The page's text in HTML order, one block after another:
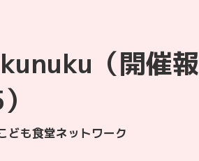
（開催報
ども食堂ネットワーク